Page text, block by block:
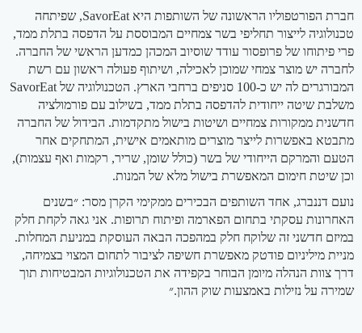
חברת הפורטפוליו הראשונה של השותפות היא SavorEat, שפיתחה
טכנולוגיה לייצור תחליפי בשר צמחיים המבוססת על הדפסה בתלת ממד,
פרי פיתוחו של פרופסור עודד שוסיוב המכהן כמדען הראשי של החברה.
לחברה יש מוצר צמחי שמוכן לאכילה, ושיתוף פעולה ראשון עם רשת
המבורגרים לה יש כ-100 סניפים ברחבי הארץ. הטכנולוגיה של SavorEat
משלבת שיטה ייחודית להדפסה בתלת ממד, בשילוב עם פורמולציה
חדשנית ממקורות צמחיים ושיטות בישול מתקדמות. הבידול של החברה
מתבטא באפשרות לייצר מוצרים מותאמים אישית, המתחקים אחר
הטעם והמרקם הייחודי של בשר (כולל שומן, שריר, רקמות ואף עצמות),
וכן שיטת חימום המאפשרת בישול מלא של המנות.
נועם דננברג, אחד השותפים הבכירים ממקימי הקרן מסר: ״בשנים
האחרונות עסקתי בתחום הפארמה ופיתוח תרופות. אני גאה לקחת חלק
במיזם חדשני זה שלוקח חלק במהפכה הבאה העוסקת במניעת המחלות.
מניית מיליניום פודטק מאפשרת חשיפה לציבור לתחום המצוי בצמיחה,
דרך צוות הנהלה מיומן הבוחר בקפידה את הטכנולוגיות המבטיחות תוך
שמירה על נזילות באמצעות שוק ההון.״